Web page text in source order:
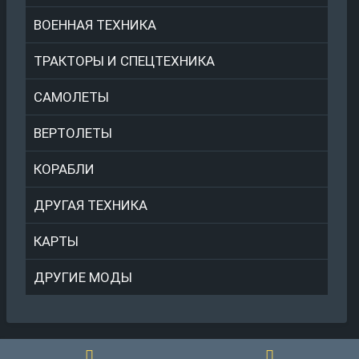
ВОЕННАЯ ТЕХНИКА
ТРАКТОРЫ И СПЕЦТЕХНИКА
САМОЛЕТЫ
ВЕРТОЛЕТЫ
КОРАБЛИ
ДРУГАЯ ТЕХНИКА
КАРТЫ
ДРУГИЕ МОДЫ